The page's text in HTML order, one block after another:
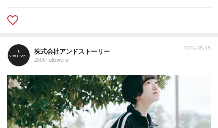
株式会社アンドストーリー
2500 followers
2026-05-15